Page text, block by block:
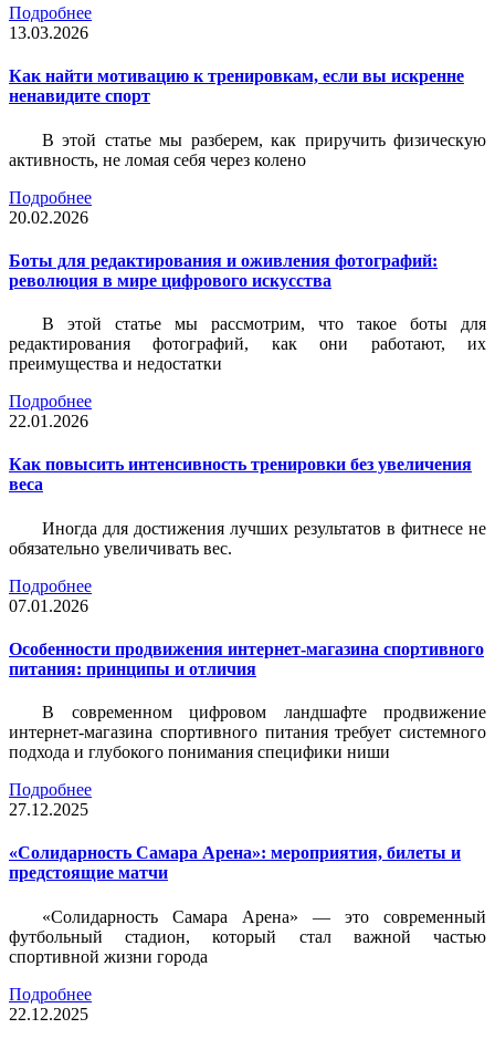
Подробнее
13.03.2026
Как найти мотивацию к тренировкам, если вы искренне
ненавидите спорт
В этой статье мы разберем, как приручить физическую
активность, не ломая себя через колено
Подробнее
20.02.2026
Боты для редактирования и оживления фотографий:
революция в мире цифрового искусства
В этой статье мы рассмотрим, что такое боты для
редактирования фотографий, как они работают, их
преимущества и недостатки
Подробнее
22.01.2026
Как повысить интенсивность тренировки без увеличения
веса
Иногда для достижения лучших результатов в фитнесе не
обязательно увеличивать вес.
Подробнее
07.01.2026
Особенности продвижения интернет-магазина спортивного
питания: принципы и отличия
В современном цифровом ландшафте продвижение
интернет-магазина спортивного питания требует системного
подхода и глубокого понимания специфики ниши
Подробнее
27.12.2025
«Солидарность Самара Арена»: мероприятия, билеты и
предстоящие матчи
«Солидарность Самара Арена» — это современный
футбольный стадион, который стал важной частью
спортивной жизни города
Подробнее
22.12.2025